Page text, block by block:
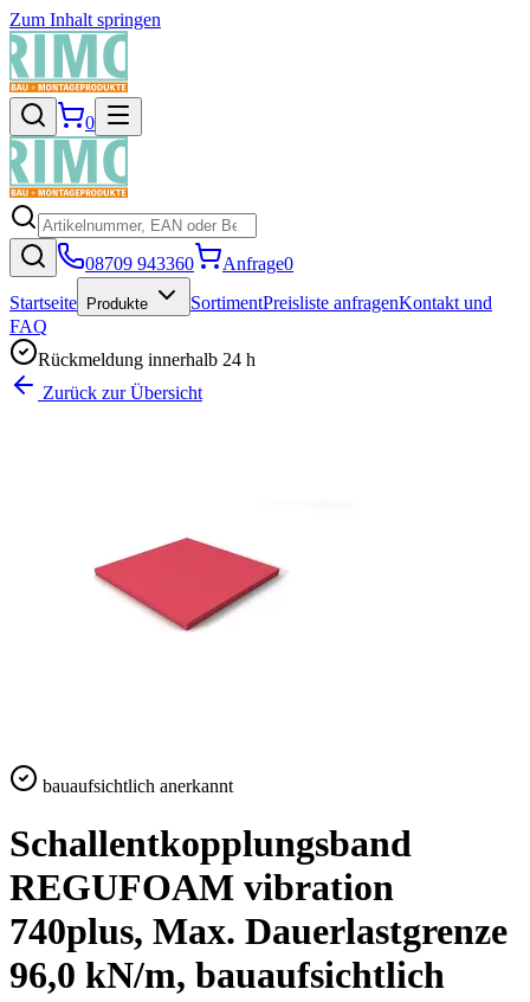
Zum Inhalt springen
0
08709 943360 Anfrage0
Startseite
Produkte SortimentPreisliste anfragenKontakt und
FAQ
Rückmeldung innerhalb 24 h
Zurück zur Übersicht
bauaufsichtlich anerkannt
Schallentkopplungsband
REGUFOAM vibration
740plus, Max. Dauerlastgrenze
96,0 kN/m, bauaufsichtlich